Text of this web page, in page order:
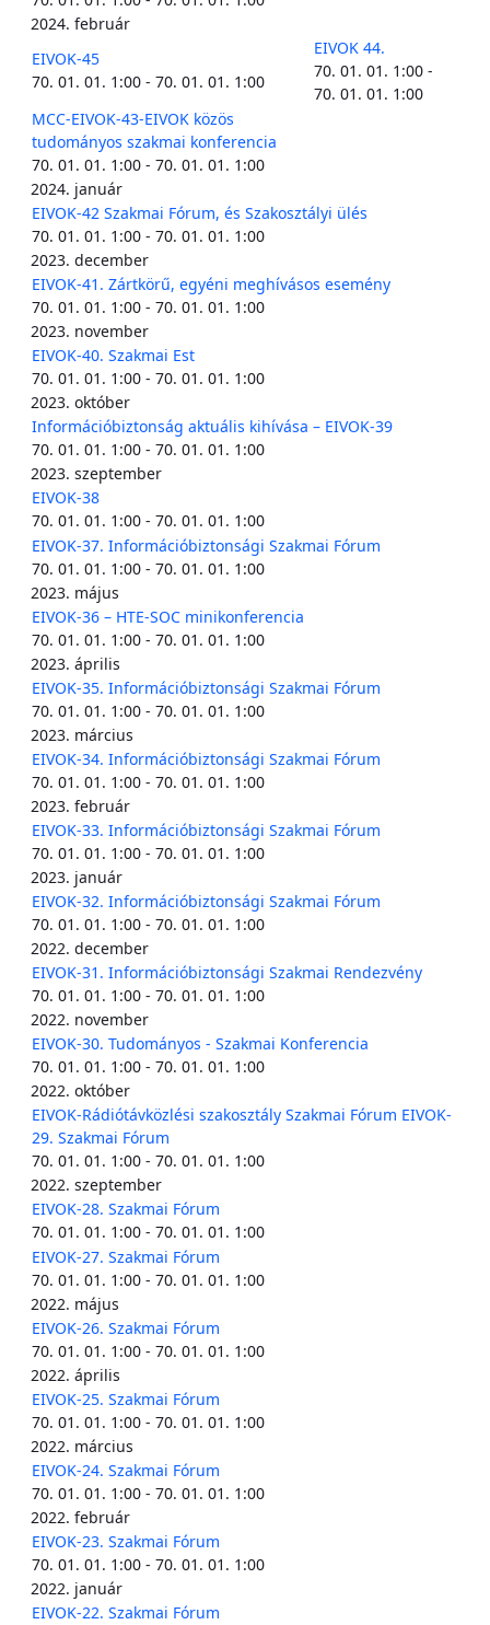
2024. február
EIVOK-45
70. 01. 01. 1:00 - 70. 01. 01. 1:00
EIVOK 44.
70. 01. 01. 1:00 -
70. 01. 01. 1:00
MCC-EIVOK-43-EIVOK közös
tudományos szakmai konferencia
70. 01. 01. 1:00 - 70. 01. 01. 1:00
2024. január
EIVOK-42 Szakmai Fórum, és Szakosztályi ülés
70. 01. 01. 1:00 - 70. 01. 01. 1:00
2023. december
EIVOK-41. Zártkörű, egyéni meghívásos esemény
70. 01. 01. 1:00 - 70. 01. 01. 1:00
2023. november
EIVOK-40. Szakmai Est
70. 01. 01. 1:00 - 70. 01. 01. 1:00
2023. október
Információbiztonság aktuális kihívása – EIVOK-39
70. 01. 01. 1:00 - 70. 01. 01. 1:00
2023. szeptember
EIVOK-38
70. 01. 01. 1:00 - 70. 01. 01. 1:00
EIVOK-37. Információbiztonsági Szakmai Fórum
70. 01. 01. 1:00 - 70. 01. 01. 1:00
2023. május
EIVOK-36 – HTE-SOC minikonferencia
70. 01. 01. 1:00 - 70. 01. 01. 1:00
2023. április
EIVOK-35. Információbiztonsági Szakmai Fórum
70. 01. 01. 1:00 - 70. 01. 01. 1:00
2023. március
EIVOK-34. Információbiztonsági Szakmai Fórum
70. 01. 01. 1:00 - 70. 01. 01. 1:00
2023. február
EIVOK-33. Információbiztonsági Szakmai Fórum
70. 01. 01. 1:00 - 70. 01. 01. 1:00
2023. január
EIVOK-32. Információbiztonsági Szakmai Fórum
70. 01. 01. 1:00 - 70. 01. 01. 1:00
2022. december
EIVOK-31. Információbiztonsági Szakmai Rendezvény
70. 01. 01. 1:00 - 70. 01. 01. 1:00
2022. november
EIVOK-30. Tudományos - Szakmai Konferencia
70. 01. 01. 1:00 - 70. 01. 01. 1:00
2022. október
EIVOK-Rádiótávközlési szakosztály Szakmai Fórum EIVOK-
29. Szakmai Fórum
70. 01. 01. 1:00 - 70. 01. 01. 1:00
2022. szeptember
EIVOK-28. Szakmai Fórum
70. 01. 01. 1:00 - 70. 01. 01. 1:00
EIVOK-27. Szakmai Fórum
70. 01. 01. 1:00 - 70. 01. 01. 1:00
2022. május
EIVOK-26. Szakmai Fórum
70. 01. 01. 1:00 - 70. 01. 01. 1:00
2022. április
EIVOK-25. Szakmai Fórum
70. 01. 01. 1:00 - 70. 01. 01. 1:00
2022. március
EIVOK-24. Szakmai Fórum
70. 01. 01. 1:00 - 70. 01. 01. 1:00
2022. február
EIVOK-23. Szakmai Fórum
70. 01. 01. 1:00 - 70. 01. 01. 1:00
2022. január
EIVOK-22. Szakmai Fórum